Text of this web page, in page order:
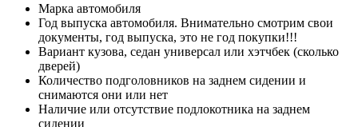
Марка автомобиля
Год выпуска автомобиля. Внимательно смотрим свои
документы, год выпуска, это не год покупки!!!
Вариант кузова, седан универсал или хэтчбек (сколько
дверей)
Количество подголовников на заднем сидении и
снимаются они или нет
Наличие или отсутствие подлокотника на заднем
сидении